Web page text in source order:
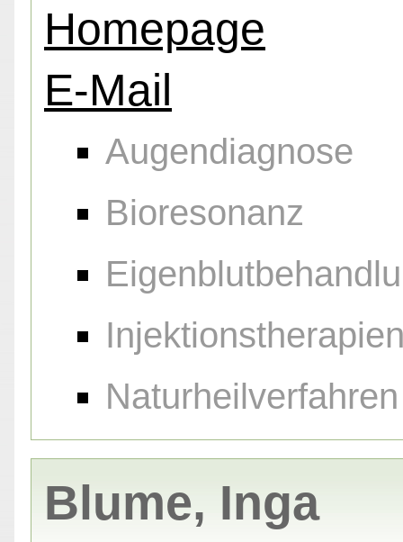
Homepage
E-Mail
Augendiagnose
Bioresonanz
Naturheilverfahren
Blume, Inga